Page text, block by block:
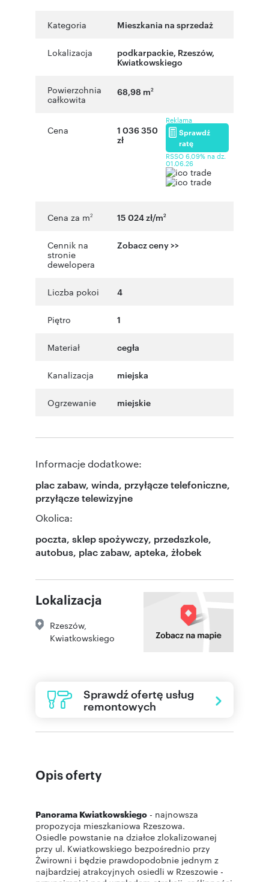
Kategoria Mieszkania na sprzedaż
Lokalizacja podkarpackie, Rzeszów,
Kwiatkowskiego
Powierzchnia
całkowita
68,98 m2
Cena
1 036 350
zł
Reklama
Sprawdź
ratę
RSSO 6,09% na dz.
01.06.26
Cena za m2 15 024 zł/m2
Cennik na
stronie
dewelopera
Zobacz ceny >>
Liczba pokoi 4
Piętro 1
Materiał cegła
Kanalizacja miejska
Ogrzewanie miejskie
Informacje dodatkowe:
plac zabaw, winda, przyłącze telefoniczne,
przyłącze telewizyjne
Okolica:
poczta, sklep spożywczy, przedszkole,
autobus, plac zabaw, apteka, żłobek
Lokalizacja
Rzeszów,
Kwiatkowskiego
Sprawdź ofertę usług
remontowych
Opis oferty
Panorama Kwiatkowskiego - najnowsza
propozycja mieszkaniowa Rzeszowa.
Osiedle powstanie na działce zlokalizowanej
przy ul. Kwiatkowskiego bezpośrednio przy
Żwirowni i będzie prawdopodobnie jednym z
najbardziej atrakcyjnych osiedli w Rzeszowie -